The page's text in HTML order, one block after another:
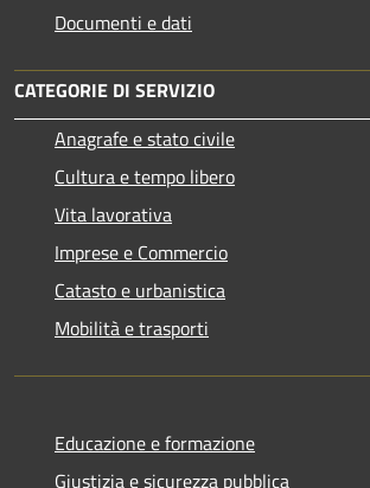
Documenti e dati
CATEGORIE DI SERVIZIO
Anagrafe e stato civile
Cultura e tempo libero
Vita lavorativa
Imprese e Commercio
Catasto e urbanistica
Mobilità e trasporti
Educazione e formazione
Giustizia e sicurezza pubblica